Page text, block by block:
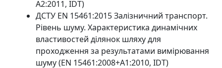
A2:2011, IDT)
ДСТУ EN 15461:2015 Залізничний транспорт.
Рівень шуму. Характеристика динамічних
властивостей ділянок шляху для
проходження за результатами вимірювання
шуму (EN 15461:2008+A1:2010, IDT)